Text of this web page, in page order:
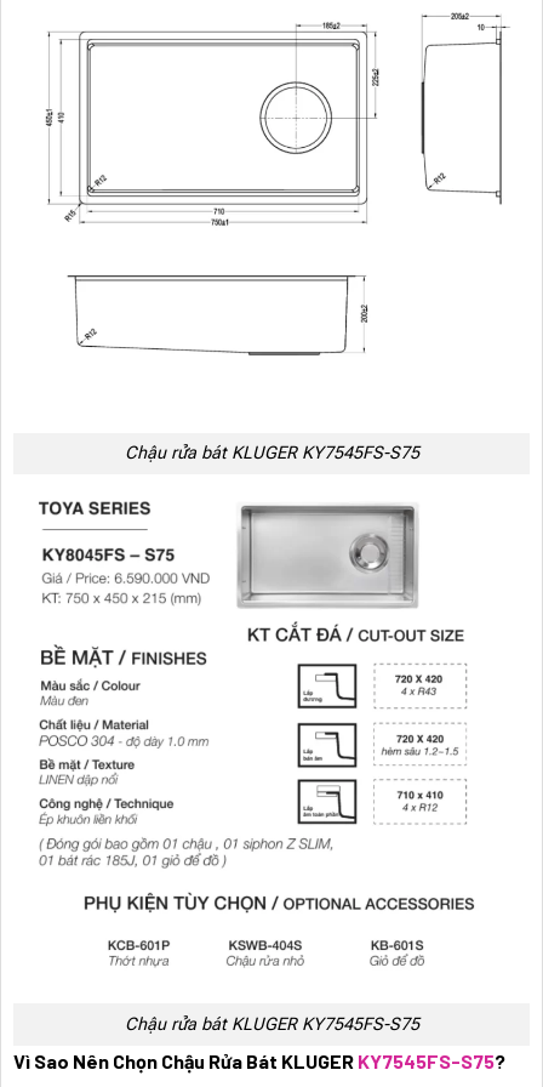
Chậu rửa bát KLUGER KY7545FS-S75
Chậu rửa bát KLUGER KY7545FS-S75
Vì Sao Nên Chọn Chậu Rửa Bát KLUGER KY7545FS-S75?